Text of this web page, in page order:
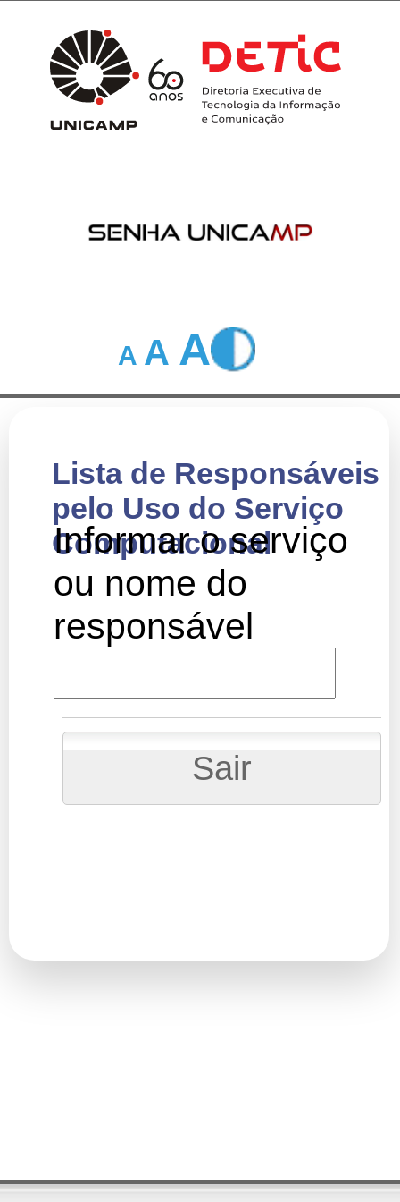
A A A
Lista de Responsáveis
pelo Uso do Serviço
Computacional
Informar o serviço
ou nome do
responsável